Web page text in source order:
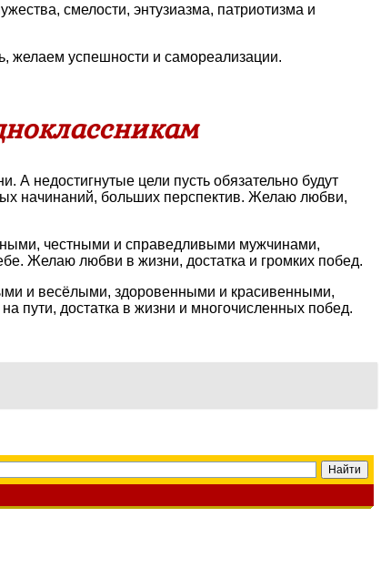
смелости, энтузиазма, патриотизма и
желаем успешности и самореализации.
недостигнутые цели пусть обязательно будут
начинаний, больших перспектив. Желаю любви,
честными и справедливыми мужчинами,
Желаю любви в жизни, достатка и громких побед.
и весёлыми, здоровенными и красивенными,
достатка в жизни и многочисленных побед.